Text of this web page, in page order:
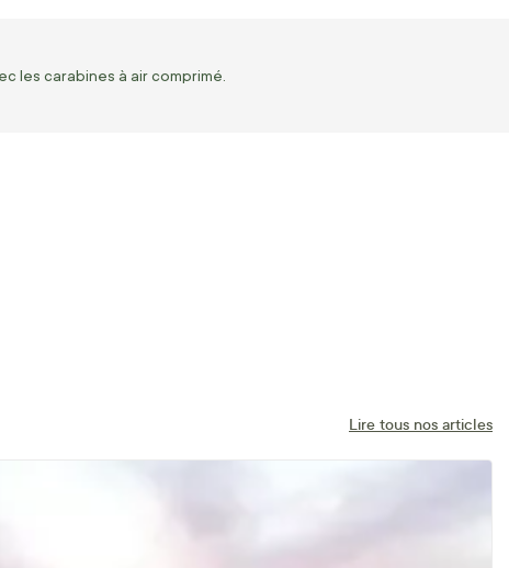
les carabines à air comprimé.
Lire tous nos articles